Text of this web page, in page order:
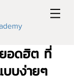
อดฮิต ที่
บบง่ายๆ